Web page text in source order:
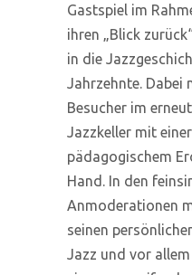
Gastspiel im
ihren „Blick
in die
Jahrzehnte. Dabei
Besucher im
Jazzkeller mit
pädagogischem
Hand. In den
Anmoderationen
seinen
Jazz und vor